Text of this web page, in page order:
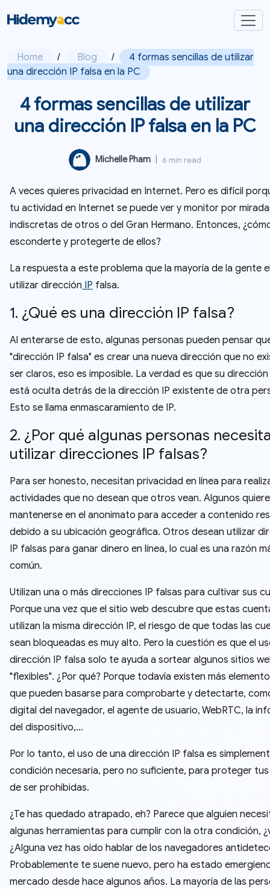
Home / Blog /
4 formas sencillas de utilizar
una dirección IP falsa en la PC
4 formas sencillas de utilizar
una dirección IP falsa en la PC
Michelle Pham 6 min read
A veces quieres privacidad en Internet. Pero es difícil
tu actividad en Internet se puede ver y monitor por
indiscretas de otros o del Gran Hermano. Entonces,
esconderte y protegerte de ellos?
La respuesta a este problema que la mayoría de la gente
utilizar dirección IP falsa.
1. ¿Qué es una dirección IP falsa?
Al enterarse de esto, algunas personas pueden pensar
"dirección IP falsa" es crear una nueva dirección que no
ser claros, eso es imposible. La verdad es que su dirección
está oculta detrás de la dirección IP existente de otra
Esto se llama enmascaramiento de IP.
2. ¿Por qué algunas personas
utilizar direcciones IP falsas?
Para ser honesto, necesitan privacidad en línea para
actividades que no desean que otros vean. Algunos
mantenerse en el anonimato para acceder a contenido
debido a su ubicación geográfica. Otros desean utilizar
IP falsas para ganar dinero en línea, lo cual es una razón
común.
Utilizan una o más direcciones IP falsas para cultivar sus
Porque una vez que el sitio web descubre que estas
utilizan la misma dirección IP, el riesgo de que todas las
sean bloqueadas es muy alto. Pero la cuestión es que el
dirección IP falsa solo te ayuda a sortear algunos sitios
"flexibles". ¿Por qué? Porque todavía existen más
que pueden basarse para comprobarte y detectarte,
digital del navegador, el agente de usuario, WebRTC, la
del dispositivo,...
Por lo tanto, el uso de una dirección IP falsa es
condición necesaria, pero no suficiente, para proteger
de ser prohibidas.
¿Te has quedado atrapado, eh? Parece que alguien
algunas herramientas para cumplir con la otra condición,
¿Alguna vez has oído hablar de los navegadores
Probablemente te suene nuevo, pero ha estado
mercado desde hace algunos años. La mayoría de las